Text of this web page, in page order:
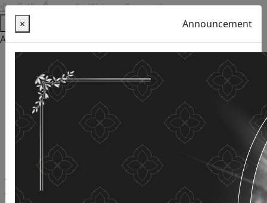
ข้ามไปยังเนื้อหาหลัก (Skip to Content)
Help
Accessibility Tools
Thai language
English
Increase the font size
Reduce font size
Normal font size
High Definition
Negative sharpness
Normal Definition
Open and read with voice
Turn off voice reading
Site map
× Announcement